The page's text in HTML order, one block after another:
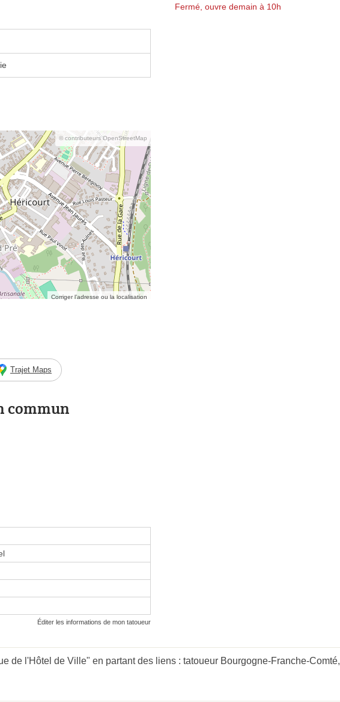
© contributeurs OpenStreetMap
Corriger l’adresse ou la localisation
Trajet Maps
commun
Éditer les informations de mon tatoueur
Fermé, ouvre demain à 10h
de l'Hôtel de Ville" en partant des liens : tatoueur Bourgogne-Franche-Comté,